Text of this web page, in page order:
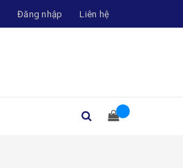
Đăng nhập Liên hệ